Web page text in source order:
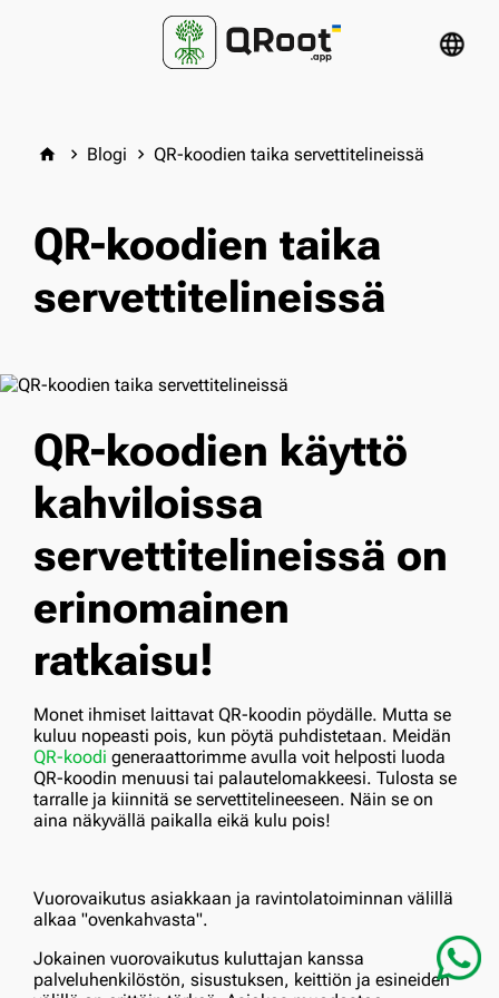
language
home keyboard_arrow_right Blogi keyboard_arrow_right QR-koodien taika servettitelineissä
QR-koodien taika
servettitelineissä
QR-koodien käyttö
kahviloissa
servettitelineissä on
erinomainen
ratkaisu!
Monet ihmiset laittavat QR-koodin pöydälle. Mutta se
kuluu nopeasti pois, kun pöytä puhdistetaan. Meidän
QR-koodi generaattorimme avulla voit helposti luoda
QR-koodin menuusi tai palautelomakkeesi. Tulosta se
tarralle ja kiinnitä se servettitelineeseen. Näin se on
aina näkyvällä paikalla eikä kulu pois!
Vuorovaikutus asiakkaan ja ravintolatoiminnan välillä
alkaa "ovenkahvasta".
Jokainen vuorovaikutus kuluttajan kanssa
palveluhenkilöstön, sisustuksen, keittiön ja esineiden